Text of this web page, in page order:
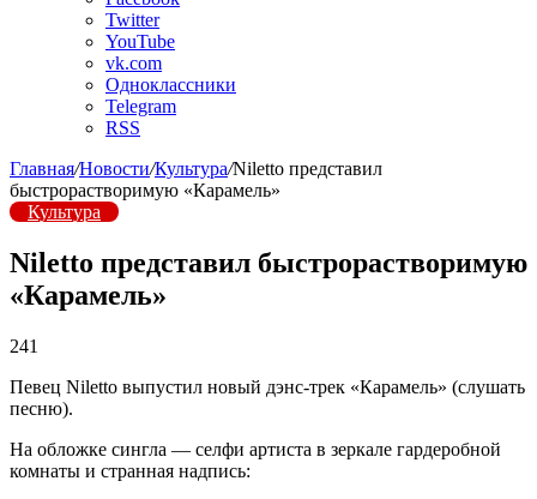
Twitter
YouTube
vk.com
Одноклассники
Telegram
RSS
Главная/Новости/Культура/Niletto представил
быстрорастворимую «Карамель»
Культура
Niletto представил быстрорастворимую
«Карамель»
241
Певец Niletto выпустил новый дэнс-трек «Карамель» (слушать
песню).
На обложке сингла — селфи артиста в зеркале гардеробной
комнаты и странная надпись: